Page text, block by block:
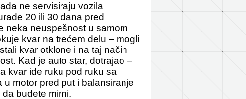
ne servisiraju vozila
20 ili 30 dana pred
neka neuspešnost u samom
kvar na trećem delu – mogli
kvar otklone i na taj način
Kad je auto star, dotrajao –
kvar ide ruku pod ruku sa
motor pred put i balansiranje
budete mirni.